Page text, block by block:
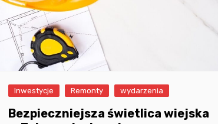
Inwestycje Remonty wydarzenia
Bezpieczniejsza świetlica wiejska